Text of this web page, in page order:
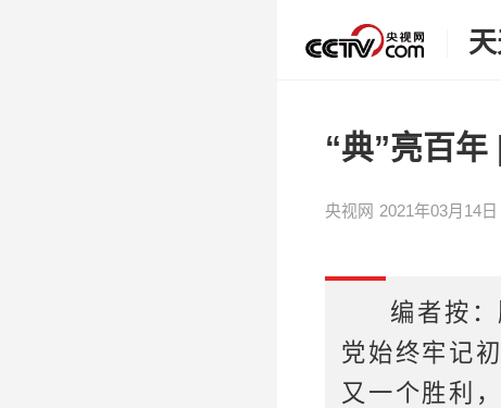
“典”亮百
央视网 2021年03月14日
编者按
党始终牢记
又一个胜利